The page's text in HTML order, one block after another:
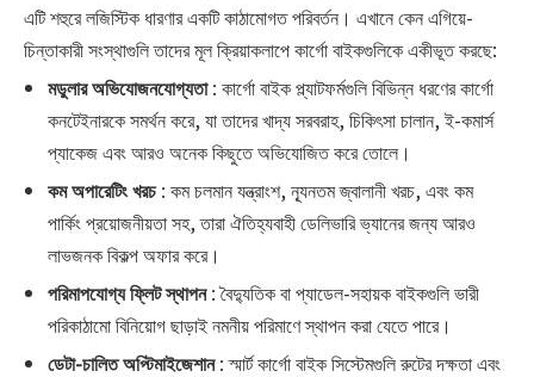
এটি শহুরে লজিস্টিক ধারণার একটি কাঠামোগত পরিবর্তন। এখানে কেন এগিয়ে-
চিন্তাকারী সংস্থাগুলি তাদের মূল ক্রিয়াকলাপে কার্গো বাইকগুলিকে একীভূত করছে:
মডুলার অভিযোজনযোগ্যতা: কার্গো বাইক প্ল্যাটফর্মগুলি বিভিন্ন ধরণের কার্গো
কনটেইনারকে সমর্থন করে, যা তাদের খাদ্য সরবরাহ, চিকিৎসা চালান, ই-কমার্স
প্যাকেজ এবং আরও অনেক কিছুতে অভিযোজিত করে তোলে।
কম অপারেটিং খরচ: কম চলমান যন্ত্রাংশ, ন্যূনতম জ্বালানী খরচ, এবং কম
পার্কিং প্রয়োজনীয়তা সহ, তারা ঐতিহ্যবাহী ডেলিভারি ভ্যানের জন্য আরও
লাভজনক বিকল্প অফার করে।
পরিমাপযোগ্য ফ্লিট স্থাপন: বৈদ্যুতিক বা প্যাডেল-সহায়ক বাইকগুলি ভারী
পরিকাঠামো বিনিয়োগ ছাড়াই নমনীয় পরিমাণে স্থাপন করা যেতে পারে।
ডেটা-চালিত অপ্টিমাইজেশান: স্মার্ট কার্গো বাইক সিস্টেমগুলি রুটের দক্ষতা এবং